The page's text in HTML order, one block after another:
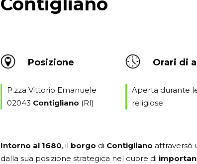
Posizione
P.zza Vittorio Emanuele
02043 Contigliano (RI)
Orari di
Aperta durante
religiose
Intorno al 1680, il borgo di Contigliano attraversò
dalla sua posizione strategica nel cuore di